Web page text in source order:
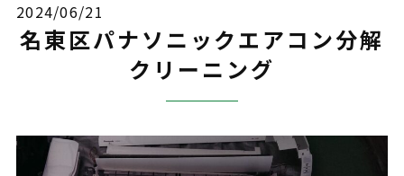
2024/06/21
名東区パナソニックエアコン分解
クリーニング